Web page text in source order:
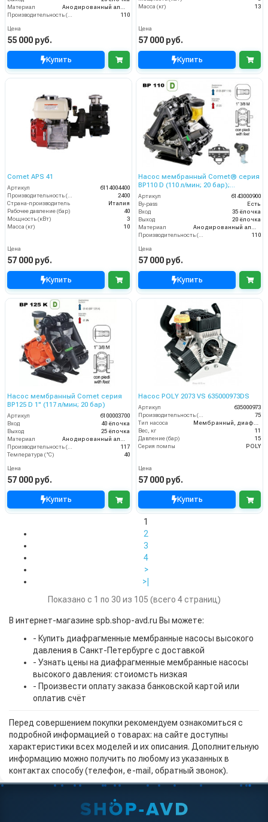
Материал
110
Цена
55 000 руб.
Купить
Масса (кг)
13
Цена
57 000 руб.
Купить
Comet APS 41
Артикул
6114004400
2400
Страна-производитель
Италия
Рабочее давление (бар)
40
Мощность (кВт)
3
Масса (кг)
10
Цена
57 000 руб.
Купить
Насос мембранный Comet® серия
ВP110 D (110 л/мин; 20 бар);
гидрокомпенсатор; фланец под
гидромотор
Артикул
6143000900
By-pass
Есть
Вход
35 ёлочка
Выход
20 ёлочка
Материал
110
Цена
57 000 руб.
Купить
Насос мембранный Comet серия
BP125 D 1" (117 л/мин; 20 бар)
Артикул
6100003700
Вход
40 ёлочка
Выход
25 ёлочка
Материал
Анодированный алюминий
Производительность (л/мин)
117
Температура (°C)
40
Цена
57 000 руб.
Купить
Насос POLY 2073 VS 635000973DS
Артикул
635000973
Производительность (л/мин)
75
Тип насоса
Мембранный, диафрагменный
Вес, кг
11
Давление (бар)
15
Серия помпы
POLY
Цена
57 000 руб.
Купить
1
2
3
4
>
>|
Показано с 1 по 30 из 105 (всего 4 страниц)
В интернет-магазине spb.shop-avd.ru Вы можете:
- Купить диафрагменные мембранные насосы высокого
давления в Санкт-Петербурге с доставкой
- Узнать цены на диафрагменные мембранные насосы
высокого давления: стоиомсть низкая
- Произвести оплату заказа банковской картой или
оплатив счёт
Перед совершением покупки рекомендуем ознакомиться с
подробной информацией о товарах: на сайте доступны
характеристики всех моделей и их описания. Дополнительную
информацию можно получить по любому из указанных в
контактах способу (телефон, e-mail, обратный звонок).